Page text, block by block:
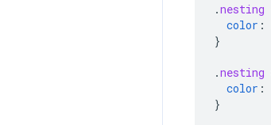
.nesting
color :
}
.nesting
color :
}